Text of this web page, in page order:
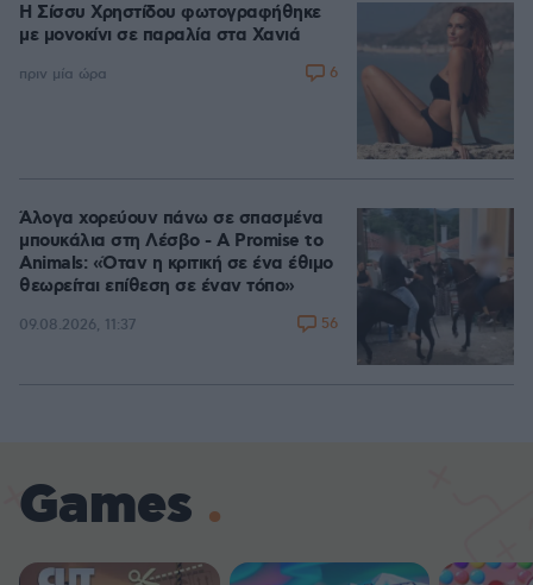
Η Σίσσυ Χρηστίδου φωτογραφήθηκε
με μονοκίνι σε παραλία στα Χανιά
πριν μία ώρα 6
Άλογα χορεύουν πάνω σε σπασμένα
μπουκάλια στη Λέσβο - A Promise to
Animals: «Όταν η κριτική σε ένα έθιμο
θεωρείται επίθεση σε έναν τόπο»
09.08.2026, 11:37 56
Games